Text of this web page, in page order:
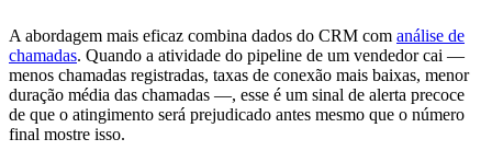
A abordagem mais eficaz combina dados do CRM com análise de
chamadas. Quando a atividade do pipeline de um vendedor cai —
menos chamadas registradas, taxas de conexão mais baixas, menor
duração média das chamadas —, esse é um sinal de alerta precoce
de que o atingimento será prejudicado antes mesmo que o número
final mostre isso.